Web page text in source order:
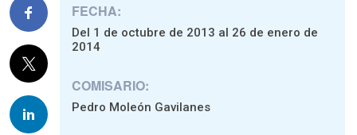
FECHA:
Del 1 de octubre de 2013 al 26 de enero de
2014
COMISARIO:
Pedro Moleón Gavilanes